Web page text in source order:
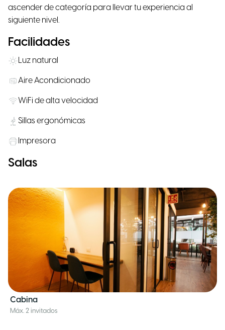
ascender de categoría para llevar tu experiencia al
siguiente nivel.
Facilidades
Luz natural
Aire Acondicionado
WiFi de alta velocidad
Sillas ergonómicas
Impresora
Salas
Cabina
Máx. 2 invitados